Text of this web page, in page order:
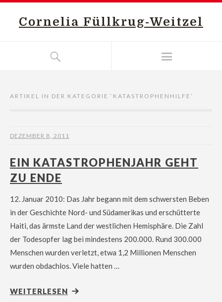
Cornelia Füllkrug-Weitzel
ARTIKEL IN DER KATEGORIE ‘ KATASTROPHENHILFE ’
DEZEMBER 8, 2011
EIN KATASTROPHENJAHR GEHT
ZU ENDE
12. Januar 2010: Das Jahr begann mit dem schwersten Beben
in der Geschichte Nord- und Südamerikas und erschütterte
Haiti, das ärmste Land der westlichen Hemisphäre. Die Zahl
der Todesopfer lag bei mindestens 200.000. Rund 300.000
Menschen wurden verletzt, etwa 1,2 Millionen Menschen
wurden obdachlos. Viele hatten …
WEITERLESEN